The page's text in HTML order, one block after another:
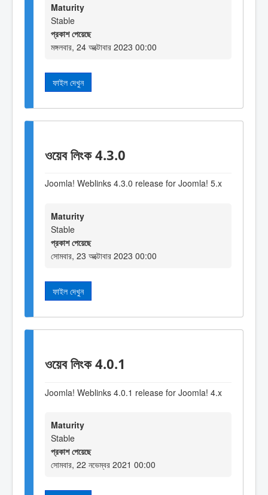
Maturity
Stable
প্রকাশ পেয়েছে
মঙ্গলবার, 24 অক্টোবার 2023 00:00
ফাইল দেখুন
ওয়েব লিংক 4.3.0
Joomla! Weblinks 4.3.0 release for Joomla! 5.x
Maturity
Stable
প্রকাশ পেয়েছে
সোমবার, 23 অক্টোবার 2023 00:00
ফাইল দেখুন
ওয়েব লিংক 4.0.1
Joomla! Weblinks 4.0.1 release for Joomla! 4.x
Maturity
Stable
প্রকাশ পেয়েছে
সোমবার, 22 নভেম্বর 2021 00:00